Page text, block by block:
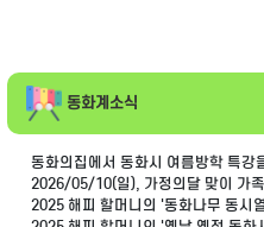
동화계소식
동화의집에서 동화시 여름방학 특강
2025 해피 할머니의 '동화나무 동시